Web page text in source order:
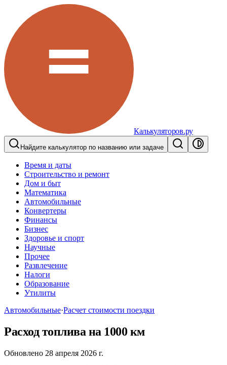
Калькуляторов.ру
Найдите калькулятор по названию или задаче
Время и даты
Строительство и ремонт
Дом и быт
Математика
Автомобильные
Конвертеры
Финансы
Бизнес
Здоровье и спорт
Научные
Прочее
Развлечение
Налоги
Образование
Утилиты
Автомобильные·Расчет стоимости поездки
Расход топлива на 1000 км
Обновлено 28 апреля 2026 г.